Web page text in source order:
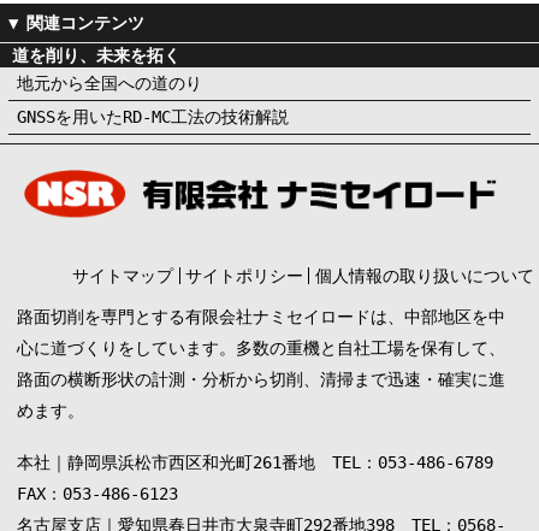
道を削り、未来を拓く
地元から全国への道のり
GNSSを用いたRD-MC工法の技術解説
サイトマップ サイトポリシー 個人情報の取り扱いについて
路面切削を専門とする有限会社ナミセイロードは、中部地区を中
心に道づくりをしています。多数の重機と自社工場を保有して、
路面の横断形状の計測・分析から切削、清掃まで迅速・確実に進
めます。
本社｜静岡県浜松市西区和光町261番地 TEL：053-486-6789
FAX：053-486-6123
名古屋支店｜愛知県春日井市大泉寺町292番地398 TEL：0568-